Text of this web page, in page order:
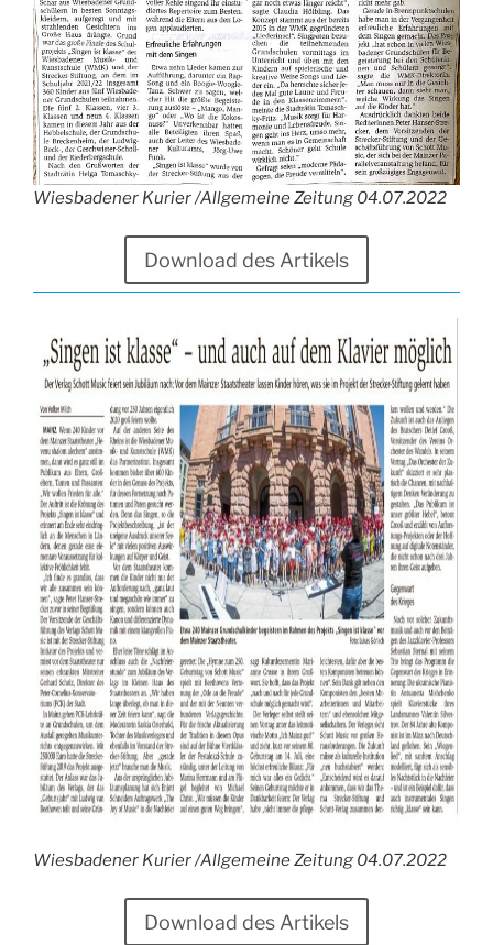
Wiesbadener Kurier /Allgemeine Zeitung 04.07.2022
Download des Artikels
Wiesbadener Kurier /Allgemeine Zeitung 04.07.2022
Download des Artikels